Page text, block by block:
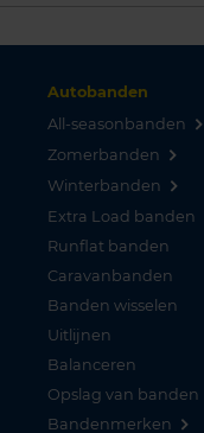
Autobanden
All-seasonbanden
Zomerbanden
Winterbanden
Extra Load banden
Runflat banden
Caravanbanden
Banden wisselen
Uitlijnen
Balanceren
Opslag van banden
Bandenmerken